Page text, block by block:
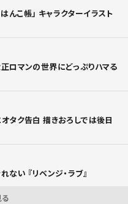
んこ帳」 キャラクターイラスト
ロマンの世界にどっぷりハマる
タク告白 描きおろしでは後日
い 『リベンジ・ラブ』